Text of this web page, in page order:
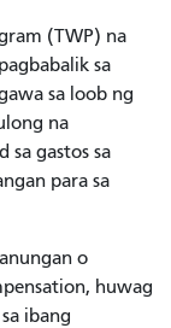
(TWP) na
sa
sa loob ng
na
gastos sa
para sa
o
huwag
ibang